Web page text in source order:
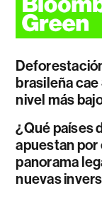
brasileña cae
nivel más
¿Qué países
apuestan por
panorama
nuevas